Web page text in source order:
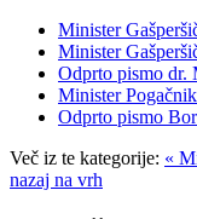
Minister
Minister
Odprto pismo dr.
Minister
Odprto pismo
Več iz te kategorije: «
nazaj na vrh